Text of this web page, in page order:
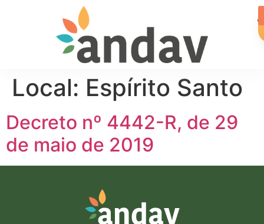
Local: Espírito Santo
Decreto nº 4442-R, de 29
de maio de 2019